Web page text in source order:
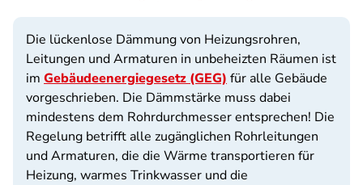
Die lückenlose Dämmung von Heizungsrohren,
Leitungen und Armaturen in unbeheizten Räumen ist
im Gebäudeenergiegesetz (GEG) für alle Gebäude
vorgeschrieben. Die Dämmstärke muss dabei
mindestens dem Rohrdurchmesser entsprechen! Die
Regelung betrifft alle zugänglichen Rohrleitungen
und Armaturen, die die Wärme transportieren für
Heizung, warmes Trinkwasser und die